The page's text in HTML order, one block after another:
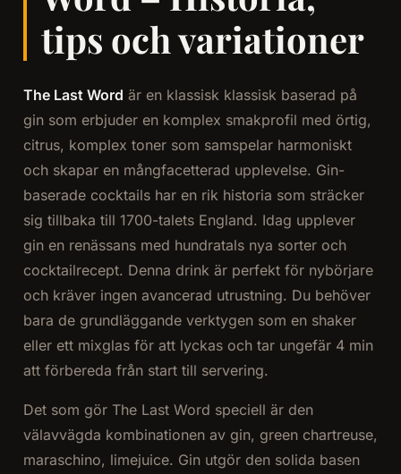
tips och variationer
The Last Word är en klassisk klassisk baserad på
gin som erbjuder en komplex smakprofil med örtig,
citrus, komplex toner som samspelar harmoniskt
och skapar en mångfacetterad upplevelse. Gin-
baserade cocktails har en rik historia som sträcker
sig tillbaka till 1700-talets England. Idag upplever
gin en renässans med hundratals nya sorter och
cocktailrecept. Denna drink är perfekt för nybörjare
och kräver ingen avancerad utrustning. Du behöver
bara de grundläggande verktygen som en shaker
eller ett mixglas för att lyckas och tar ungefär 4 min
att förbereda från start till servering.
Det som gör The Last Word speciell är den
välavvägda kombinationen av gin, green chartreuse,
maraschino, limejuice. Gin utgör den solida basen